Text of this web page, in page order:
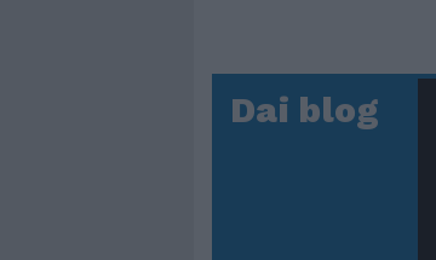
Dai blog